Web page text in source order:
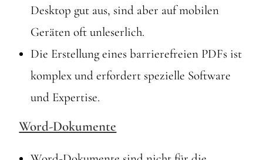
Desktop gut aus, sind aber auf mobilen
Geräten oft unleserlich.
Die Erstellung eines barrierefreien PDFs ist
komplex und erfordert spezielle Software
und Expertise.
Word-Dokumente